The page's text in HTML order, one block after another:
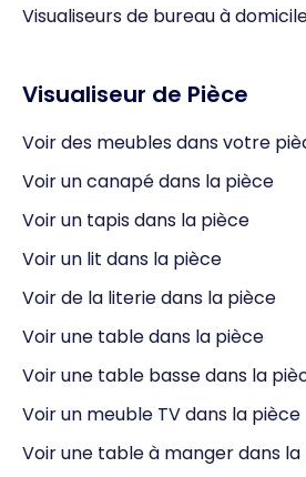
Visualiseurs de bureau à
Visualiseur de Pièce
Voir des meubles dans votre
Voir un canapé dans la pièce
Voir un tapis dans la pièce
Voir un lit dans la pièce
Voir de la literie dans la pièce
Voir une table dans la pièce
Voir une table basse dans la
Voir un meuble TV dans la pièce
Voir une table à manger dans